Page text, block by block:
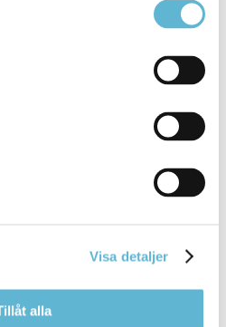
Visa detaljer
alla